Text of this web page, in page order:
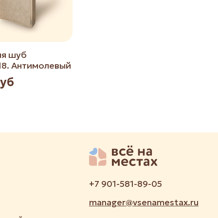
шуб
Антимолевый
+7 901-581-89-05
manager@vsenamestax.ru